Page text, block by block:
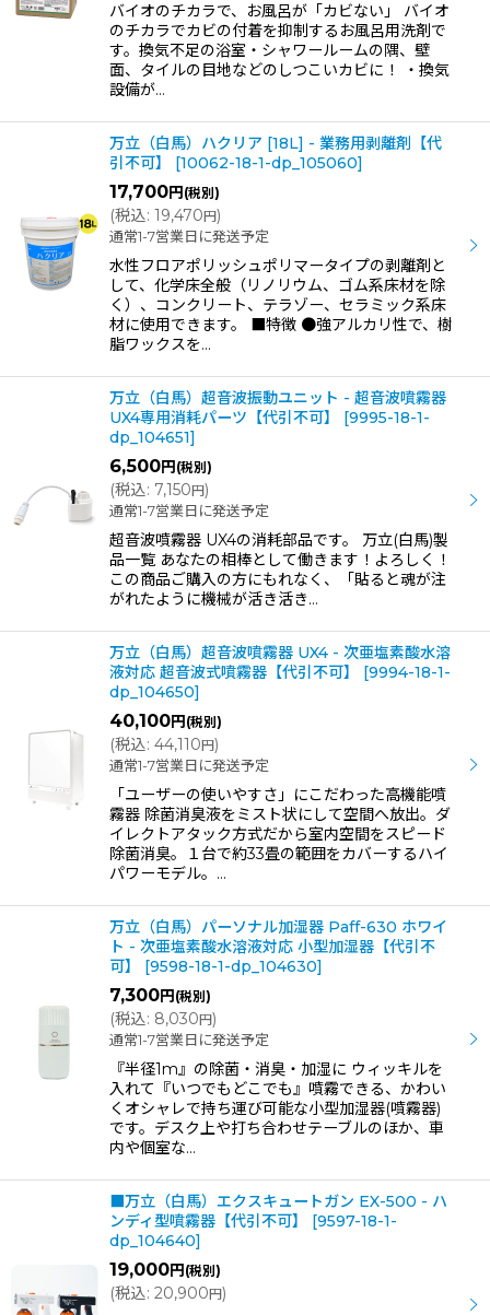
バイオのチカラで、お風呂が「カビない」 バイオ
のチカラでカビの付着を抑制するお風呂用洗剤で
す。換気不足の浴室・シャワールームの隅、壁
面、タイルの目地などのしつこいカビに！ ・換気
設備が…
万立（白馬）ハクリア [18L] - 業務用剥離剤【代
引不可】
[10062-18-1-dp_105060]
17,700円 (税別)
(税込: 19,470円)
通常1-7営業日に発送予定
水性フロアポリッシュポリマータイプの剥離剤と
して、化学床全般（リノリウム、ゴム系床材を除
く）、コンクリート、テラゾー、セラミック系床
材に使用できます。 ■特徴 ●強アルカリ性で、樹
脂ワックスを…
万立（白馬）超音波振動ユニット - 超音波噴霧器
UX4専用消耗パーツ【代引不可】
[9995-18-1-
dp_104651]
6,500円 (税別)
(税込: 7,150円)
通常1-7営業日に発送予定
超音波噴霧器 UX4の消耗部品です。 万立(白馬)製
品一覧 あなたの相棒として働きます！よろしく！
この商品ご購入の方にもれなく、「貼ると魂が注
がれたように機械が活き活き…
万立（白馬）超音波噴霧器 UX4 - 次亜塩素酸水溶
液対応 超音波式噴霧器【代引不可】
[9994-18-1-
dp_104650]
40,100円 (税別)
(税込: 44,110円)
通常1-7営業日に発送予定
「ユーザーの使いやすさ」にこだわった高機能噴
霧器 除菌消臭液をミスト状にして空間へ放出。ダ
イレクトアタック方式だから室内空間をスピード
除菌消臭。１台で約33畳の範囲をカバーするハイ
パワーモデル。…
万立（白馬）パーソナル加湿器 Paff-630 ホワイ
ト - 次亜塩素酸水溶液対応 小型加湿器【代引不
可】
[9598-18-1-dp_104630]
7,300円 (税別)
(税込: 8,030円)
通常1-7営業日に発送予定
『半径1m』の除菌・消臭・加湿に ウィッキルを
入れて『いつでもどこでも』噴霧できる、かわい
くオシャレで持ち運び可能な小型加湿器(噴霧器)
です。デスク上や打ち合わせテーブルのほか、車
内や個室な…
■万立（白馬）エクスキュートガン EX-500 - ハ
ンディ型噴霧器【代引不可】
[9597-18-1-
dp_104640]
19,000円 (税別)
(税込: 20,900円)